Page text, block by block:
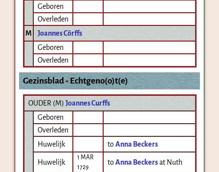
Geboren
Overleden
M
Joannes Cörffs
Geboren
Overleden
Gezinsblad - Echtgeno(o)t(e)
OUDER (M) Joannes Curffs
Geboren
Overleden
Huwelijk
toAnna Beckers
Huwelijk
1 MAR
1729
toAnna Beckers at Nuth